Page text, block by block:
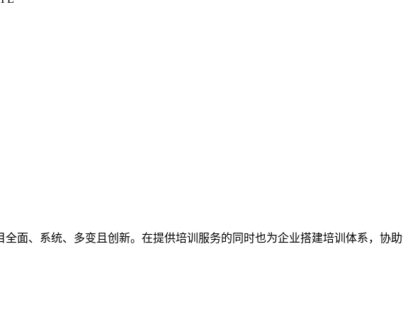
、系统、多变且创新。在提供培训服务的同时也为企业搭建培训体系，协助